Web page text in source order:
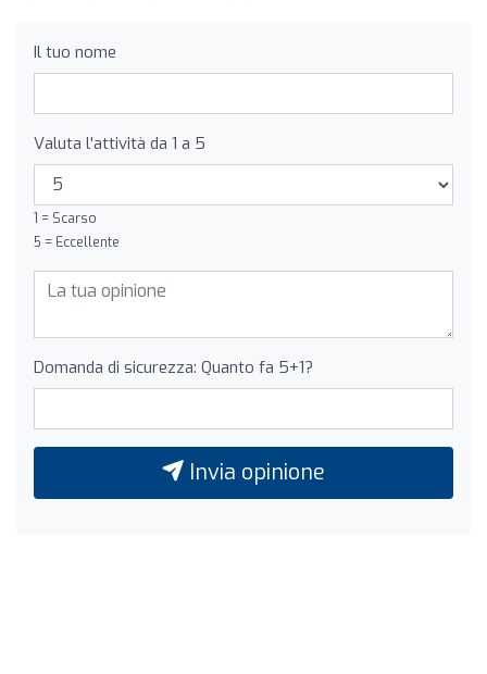
Il tuo nome
Valuta l'attività da 1 a 5
1 = Scarso
5 = Eccellente
Domanda di sicurezza: Quanto fa 5+1?
Invia opinione